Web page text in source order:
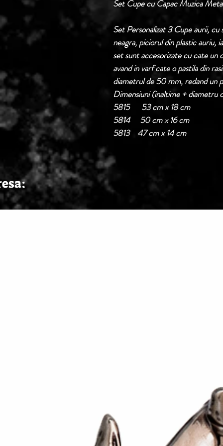
Set Cupe cu Capac Muzica
Set Personalizat 3 Cupe aurii,
neagra, piciorul din plastic auriu,
set sunt accesorizate cu cate un
avand in varf cate o pastila din
diametrul de 50 mm, redand un
Dimensiuni (inaltime + diametru
5815 53 cm x 18 cm
5814 50 cm x 16 cm
5813 47 cm x 14 cm